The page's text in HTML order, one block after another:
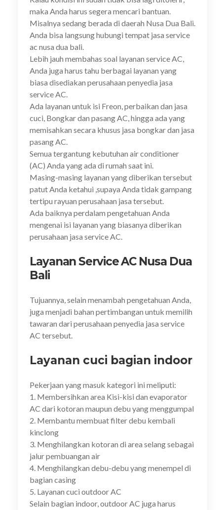
maka Anda harus segera mencari bantuan.
Misalnya sedang berada di daerah Nusa Dua Bali.
Anda bisa langsung hubungi tempat jasa service
ac nusa dua bali.
Lebih jauh membahas soal layanan service AC,
Anda juga harus tahu berbagai layanan yang
biasa disediakan perusahaan penyedia jasa
service AC.
Ada layanan untuk isi Freon, perbaikan dan jasa
cuci, Bongkar dan pasang AC, hingga ada yang
memisahkan secara khusus jasa bongkar dan jasa
pasang AC.
Semua tergantung kebutuhan air conditioner
(AC) Anda yang ada di rumah saat ini.
Masing-masing layanan yang diberikan tersebut
patut Anda ketahui ,supaya Anda tidak gampang
tertipu rayuan perusahaan jasa tersebut.
Ada baiknya perdalam pengetahuan Anda
mengenai isi layanan yang biasanya diberikan
perusahaan jasa service AC.
Layanan Service AC Nusa Dua
Bali
Tujuannya, selain menambah pengetahuan Anda,
juga menjadi bahan pertimbangan untuk memilih
tawaran dari perusahaan penyedia jasa service
AC tersebut.
Layanan cuci bagian indoor
Pekerjaan yang masuk kategori ini meliputi:
1. Membersihkan area Kisi-kisi dan evaporator
AC dari kotoran maupun debu yang menggumpal
2. Membantu membuat filter debu kembali
kinclong
3. Menghilangkan kotoran di area selang sebagai
jalur pembuangan air
4. Menghilangkan debu-debu yang menempel di
bagian casing
5. Layanan cuci outdoor AC
Selain bagian indoor, outdoor AC juga harus